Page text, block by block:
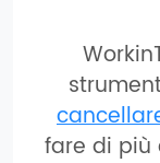
fare di più